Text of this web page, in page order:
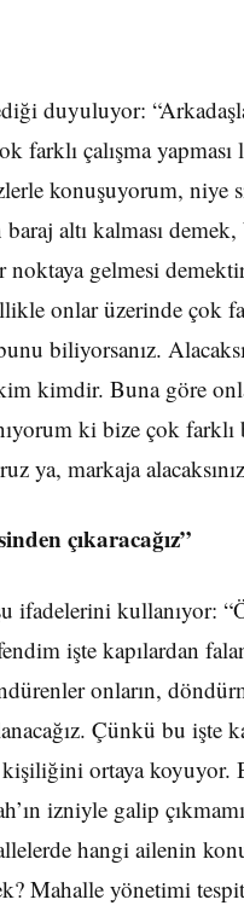
duyuluyor:
farklı çalışma
konuşuyorum, niye
altı kalması
gelmesi
onlar üzerinde çok
biliyorsanız.
kimdir. Buna göre
ki bize çok farklı
ya, markaja
çıkaracağız”
ifadelerini kullanıyor:
işte kapılardan
onların,
Çünkü bu işte
ortaya koyuyor.
izniyle galip
hangi ailenin
Mahalle yönetimi